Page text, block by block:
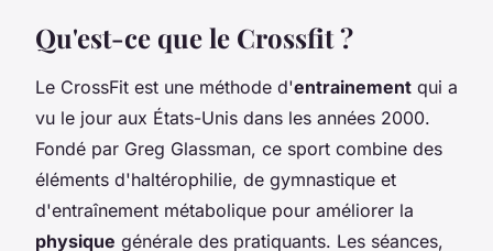
Qu'est-ce que le Crossfit ?
Le CrossFit est une méthode d'entrainement qui a
vu le jour aux États-Unis dans les années 2000.
Fondé par Greg Glassman, ce sport combine des
éléments d'haltérophilie, de gymnastique et
d'entraînement métabolique pour améliorer la
physique générale des pratiquants. Les séances,